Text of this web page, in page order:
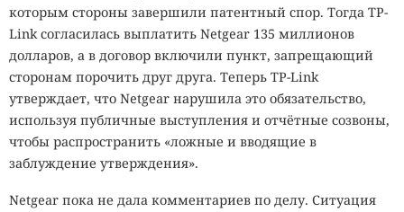
которым стороны завершили патентный спор. Тогда TP-
Link согласилась выплатить Netgear 135 миллионов
долларов, а в договор включили пункт, запрещающий
сторонам порочить друг друга. Теперь TP-Link
утверждает, что Netgear нарушила это обязательство,
используя публичные выступления и отчётные созвоны,
чтобы распространить «ложные и вводящие в
заблуждение утверждения».
Netgear пока не дала комментариев по делу. Ситуация